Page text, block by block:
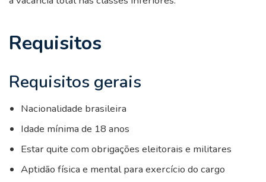
Requisitos
Requisitos gerais
Nacionalidade brasileira
Idade mínima de 18 anos
Estar quite com obrigações eleitorais e militares
Aptidão física e mental para exercício do cargo